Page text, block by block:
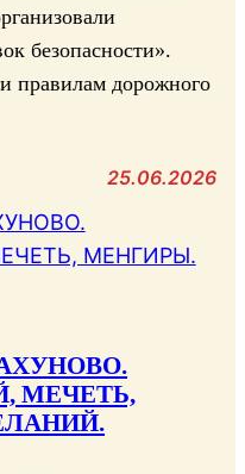
безопасности».
правилам дорожного
25.06.2026
МЕЧЕТЬ,